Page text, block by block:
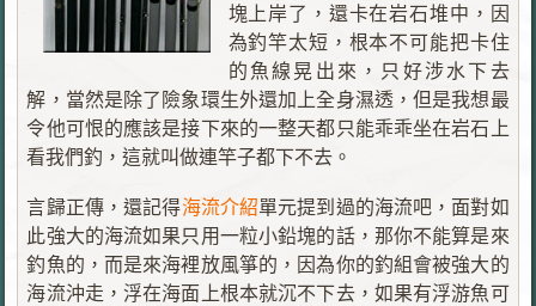
塊上岸了，還卡在岩石堆中，因
為釣竿太短，根本不可能把卡住
的魚線晃出來，只好涉水下去
解，當然是除了險象環生外還加上全身濕透，但是我想最
令他可恨的應該是接下來的一整天都只能乖乖坐在岩石上
看我們釣，這就叫做連竿子都下不去。
言歸正傳，還記得海流介紹單元提到過的海流吧，面對如
此強大的海流如果只用一粒小鉛塊的話，那你不能算是來
釣魚的，而是來海裡放風箏的，因為你的釣組會被強大的
海流沖走，浮在海面上根本就沉不下去，如果有浮游魚可